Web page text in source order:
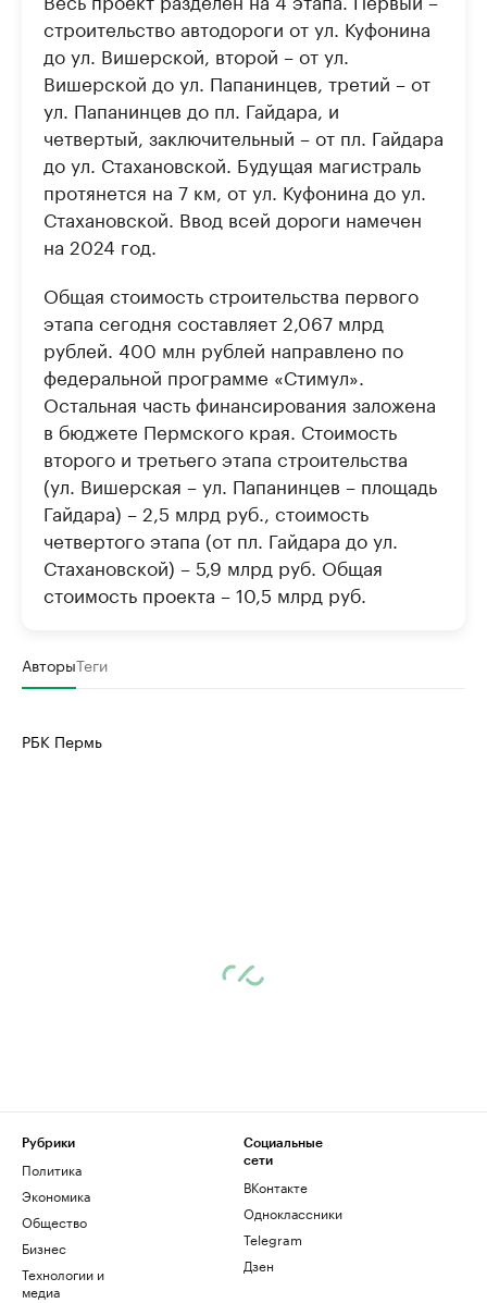
строительство автодороги от ул. Куфонина
до ул. Вишерской, второй – от ул.
Вишерской до ул. Папанинцев, третий – от
ул. Папанинцев до пл. Гайдара, и
четвертый, заключительный – от пл. Гайдара
до ул. Стахановской. Будущая магистраль
протянется на 7 км, от ул. Куфонина до ул.
Стахановской. Ввод всей дороги намечен
на 2024 год.
Общая стоимость строительства первого
этапа сегодня составляет 2,067 млрд
рублей. 400 млн рублей направлено по
федеральной программе «Стимул».
Остальная часть финансирования заложена
в бюджете Пермского края. Стоимость
второго и третьего этапа строительства
(ул. Вишерская – ул. Папанинцев – площадь
Гайдара) – 2,5 млрд руб., стоимость
четвертого этапа (от пл. Гайдара до ул.
Стахановской) – 5,9 млрд руб. Общая
стоимость проекта – 10,5 млрд руб.
АвторыТеги
РБК Пермь
Рубрики
Политика
Экономика
Общество
Бизнес
Технологии и
медиа
Социальные
сети
ВКонтакте
Одноклассники
Telegram
Дзен